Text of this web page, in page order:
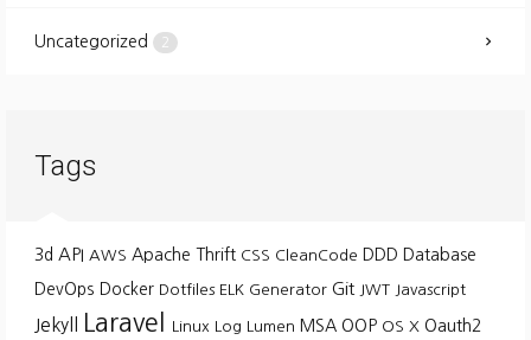
Uncategorized 2
Tags
3d API AWS Apache Thrift CSS CleanCode DDD Database
DevOps Docker Dotfiles ELK Generator Git JWT Javascript
Jekyll Laravel Linux Log Lumen MSA OOP OS X Oauth2